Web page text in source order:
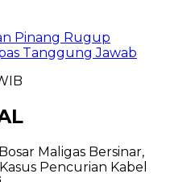
Pinang Rugup
Tanggung Jawab